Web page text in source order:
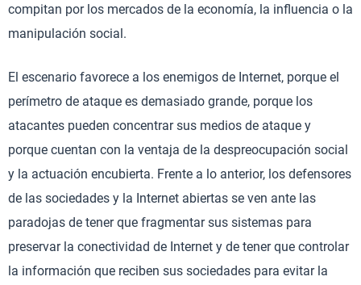
compitan por los mercados de la economía, la influencia o la
manipulación social.
El escenario favorece a los enemigos de Internet, porque el
perímetro de ataque es demasiado grande, porque los
atacantes pueden concentrar sus medios de ataque y
porque cuentan con la ventaja de la despreocupación social
y la actuación encubierta. Frente a lo anterior, los defensores
de las sociedades y la Internet abiertas se ven ante las
paradojas de tener que fragmentar sus sistemas para
preservar la conectividad de Internet y de tener que controlar
la información que reciben sus sociedades para evitar la